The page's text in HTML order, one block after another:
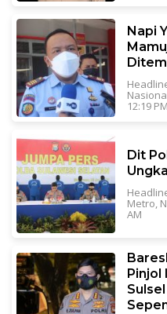
Napi
12:19 PM
Dit
Metro,
AM
Pinjol